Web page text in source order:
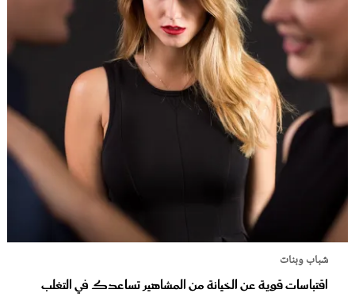
شباب وبنات
اقتباسات قوية عن الخيانة من المشاهير تساعدك في التغلب